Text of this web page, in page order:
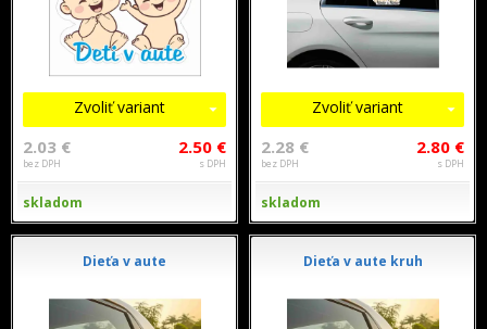
Zvoliť variant
2.03 €
bez DPH
2.50 €
s DPH
skladom
Zvoliť variant
2.28 €
bez DPH
2.80 €
s DPH
skladom
Dieťa v aute Dieťa v aute kruh